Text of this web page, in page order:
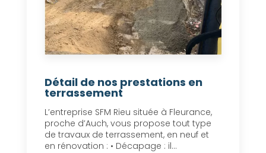
Détail de nos prestations en
terrassement
L’entreprise SFM Rieu située à Fleurance,
proche d’Auch, vous propose tout type
de travaux de terrassement, en neuf et
en rénovation : • Décapage : il...